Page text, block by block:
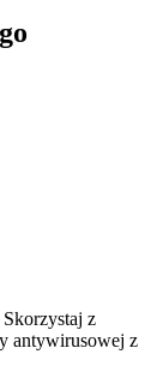
z
antywirusowej z